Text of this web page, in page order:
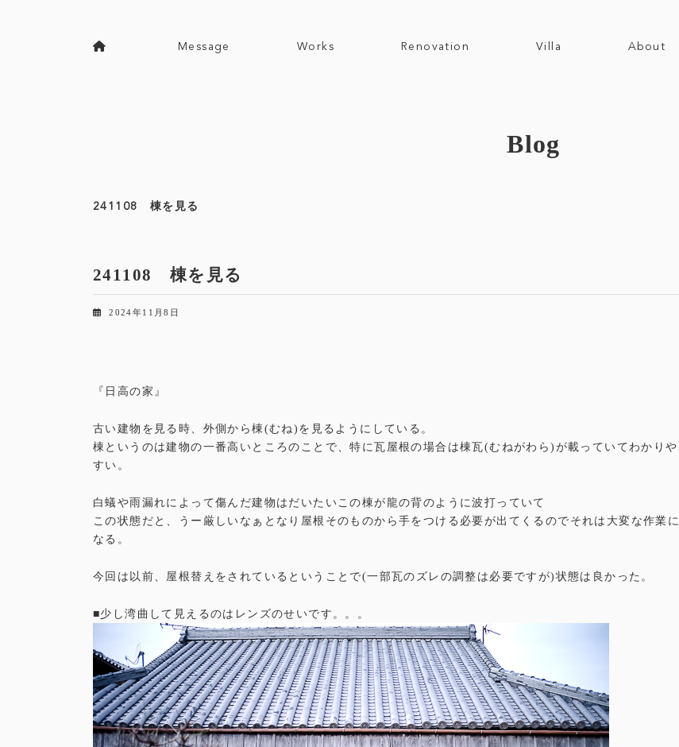
Message Works Renovation Villa About
Blog
241108 棟を見る
241108 棟を見る
2024年11月8日
『日高の家』
古い建物を見る時、外側から棟(むね)を見るようにしている。
棟というのは建物の一番高いところのことで、特に瓦屋根の場合は棟瓦(むねがわら)が載っていてわかりや
すい。
白蟻や雨漏れによって傷んだ建物はだいたいこの棟が龍の背のように波打っていて
この状態だと、うー厳しいなぁとなり屋根そのものから手をつける必要が出てくるのでそれは大変な作業に
なる。
今回は以前、屋根替えをされているということで(一部瓦のズレの調整は必要ですが)状態は良かった。
■少し湾曲して見えるのはレンズのせいです。。。